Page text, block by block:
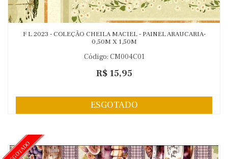
F L 2023 - COLEÇÃO CHEILA MACIEL - PAINEL ARAUCARIA-
0,50M X 1,50M
Código: CM004C01
R$ 15,95
ESGOTADO
ESGOTADO